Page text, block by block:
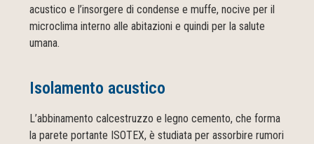
acustico e l’insorgere di condense e muffe, nocive per il
microclima interno alle abitazioni e quindi per la salute
umana.
Isolamento acustico
L’abbinamento calcestruzzo e legno cemento, che forma
la parete portante ISOTEX, è studiata per assorbire rumori